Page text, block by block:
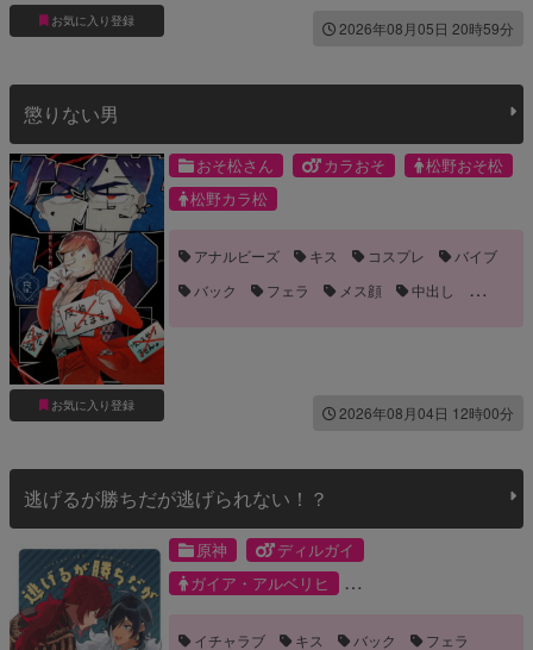
お気に入り登録 2026年08月05日 20時59分
懲りない男
お気に入り登録
おそ松さん カラおそ
松野おそ松
松野カラ松
アナルビーズ キス コスプレ
バイブ
バック
フェラ メス顔
中出し
2026年08月04日 12時00分
逃げるが勝ちだが逃げられない！？
原神
ディルガイ
ガイア・アルベリヒ
イチャラブ キス バック フェラ